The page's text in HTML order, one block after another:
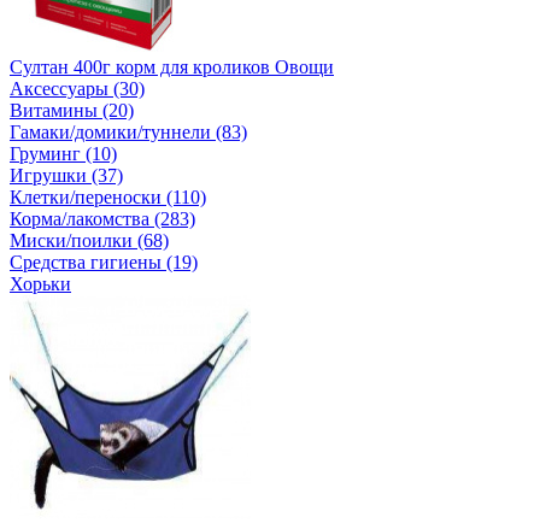
Султан 400г корм для кроликов Овощи
Аксессуары (30)
Витамины (20)
Гамаки/домики/туннели (83)
Груминг (10)
Игрушки (37)
Клетки/переноски (110)
Корма/лакомства (283)
Миски/поилки (68)
Средства гигиены (19)
Хорьки